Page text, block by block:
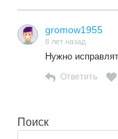
gromow1955
8 лет назад
Нужно
Ответить
Поиск